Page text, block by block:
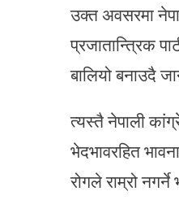
उक्त अवसरमा
प्रजातान्त्रिक
बालियो बनाउदै
त्यस्तै नेपाली
भेदभावरहित
रोगले राम्रो